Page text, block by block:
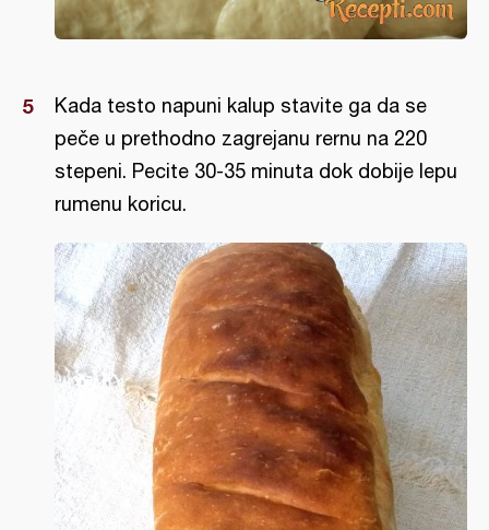
Kada testo napuni kalup stavite ga da se
peče u prethodno zagrejanu rernu na 220
stepeni. Pecite 30-35 minuta dok dobije lepu
rumenu koricu.